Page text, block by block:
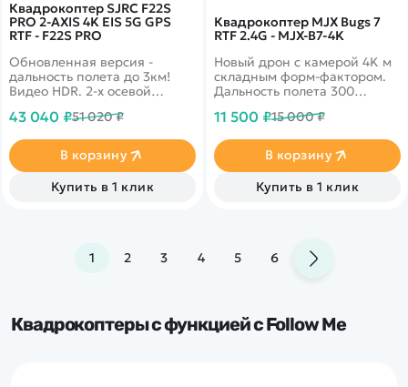
Квадрокоптер SJRC F22S
PRO 2-AXIS 4K EIS 5G GPS
RTF - F22S PRO
Обновленная версия -
дальность полета до 3км!
Видео HDR. 2-х осевой
сигналом, Ultra HD камера
полета более 27 минут, а
также управление жестами.
43 040 ₽51 020 ₽
В корзину
Купить в 1 клик
Квадрокоптер MJX Bugs 7
RTF 2.4G - MJX-B7-4K
Новый дрон с камерой 4K м
складным форм-фактором.
Дальность полета 300
минут. Вес всего 245 грамм
11 500 ₽15 000 ₽
В корзину
Купить в 1 клик
1 2 3 4 5 6
Квадрокоптеры с функцией с Follow Me